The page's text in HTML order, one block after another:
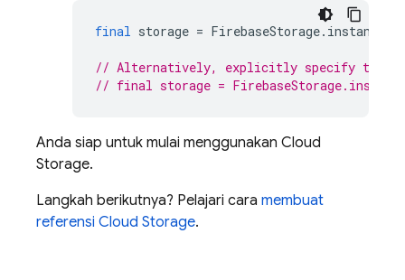
final storage = FirebaseStorage. instance
// Alternatively, explicitly specify the
// final storage =
Anda siap untuk mulai menggunakan Cloud
Storage.
Langkah berikutnya? Pelajari cara membuat
referensi Cloud Storage.